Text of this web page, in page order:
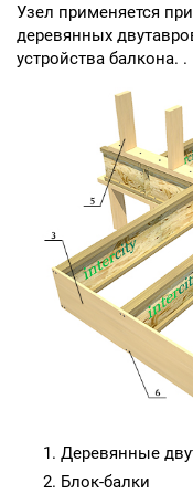
Узел применяется
деревянных
устройства балкона. .
Деревянные
Блок-балки